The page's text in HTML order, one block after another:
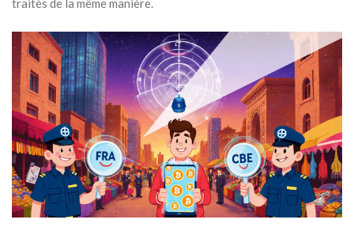
traités de la même manière.